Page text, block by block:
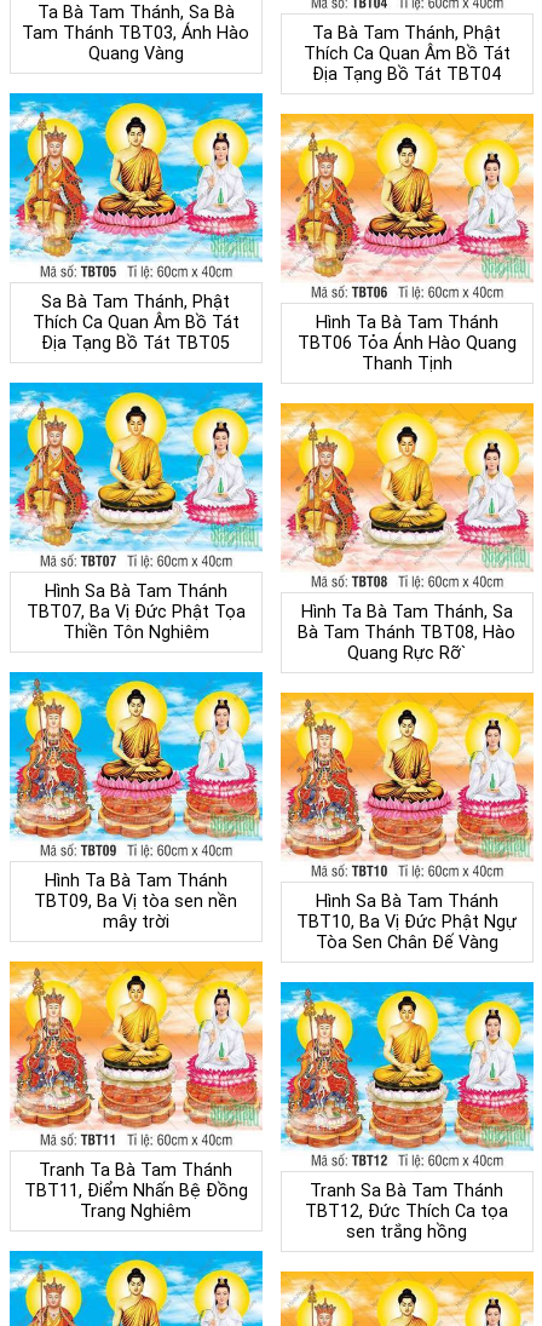
Ta Bà Tam Thánh, Sa Bà
Tam Thánh TBT03, Ánh Hào
Quang Vàng
Ta Bà Tam Thánh, Phật
Thích Ca Quan Âm Bồ Tát
Địa Tạng Bồ Tát TBT04
Sa Bà Tam Thánh, Phật
Thích Ca Quan Âm Bồ Tát
Địa Tạng Bồ Tát TBT05
Hình Ta Bà Tam Thánh
TBT06 Tỏa Ánh Hào Quang
Thanh Tịnh
Hình Sa Bà Tam Thánh
TBT07, Ba Vị Đức Phật Tọa
Thiền Tôn Nghiêm
Hình Ta Bà Tam Thánh, Sa
Bà Tam Thánh TBT08, Hào
Quang Rực Rỡ`
Hình Ta Bà Tam Thánh
TBT09, Ba Vị tòa sen nền
mây trời
Hình Sa Bà Tam Thánh
TBT10, Ba Vị Đức Phật Ngự
Tòa Sen Chân Đế Vàng
Tranh Ta Bà Tam Thánh
TBT11, Điểm Nhấn Bệ Đồng
Trang Nghiêm
Tranh Sa Bà Tam Thánh
TBT12, Đức Thích Ca tọa
sen trắng hồng